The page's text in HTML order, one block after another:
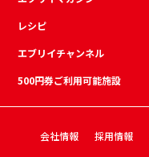
レシピ
エブリイチャンネル
500円券ご利用可能施設
会社情報 採用情報